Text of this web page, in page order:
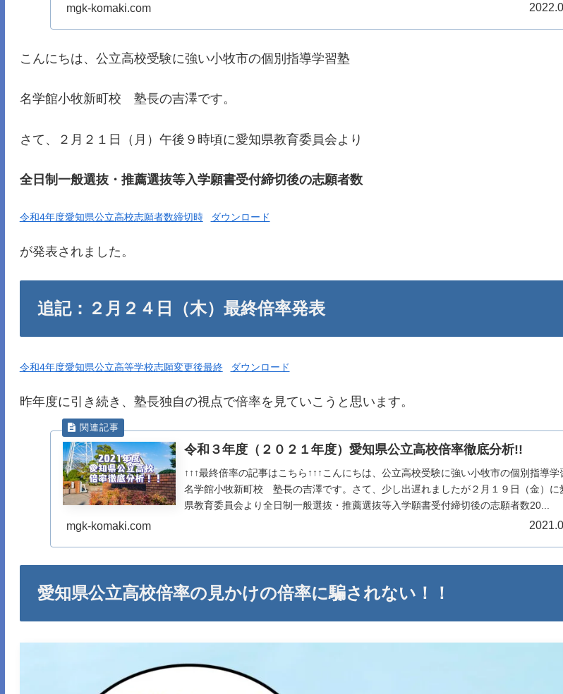
mgk-komaki.com
こんにちは、公立高校受験に強い小牧市の個別指導学習塾
名学館小牧新町校 塾長の吉澤です。
さて、２月２１日（月）午後９時頃に愛知県教育委員会より
全日制一般選抜・推薦選抜等入学願書受付締切後の志願者数
令和4年度愛知県公立高校志願者数締切時 ダウンロード
が発表されました。
追記：２月２４日（木）最終倍率発表
令和4年度愛知県公立高等学校志願変更後最終 ダウンロード
昨年度に引き続き、塾長独自の視点で倍率を見ていこうと思います。
令和３年度（２０２１年度）愛知県公立高校倍率徹底分析!!
↑↑↑最終倍率の記事はこちら↑↑↑こんにちは、公立高校受験に強い小牧市の個別指導学
名学館小牧新町校 塾長の吉澤です。さて、少し出遅れましたが２月１９日（金）に
県教育委員会より全日制一般選抜・推薦選抜等入学願書受付締切後の志願者数20...
mgk-komaki.com
愛知県公立高校倍率の見かけの倍率に騙されない！！